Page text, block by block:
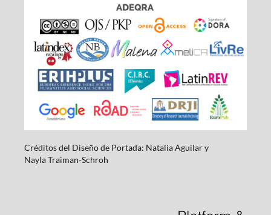
Créditos del Diseño de Portada: Natalia Aguilar y
NaylaTraiman-Schroh